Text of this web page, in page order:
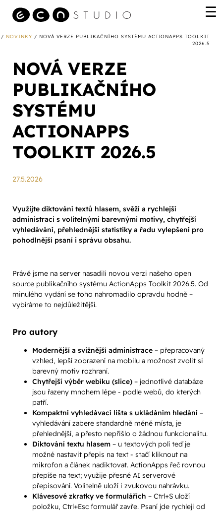
/ NOVINKY / NOVÁ VERZE PUBLIKAČNÍHO SYSTÉMU ACTIONAPPS TOOLKIT
2026.5
NOVÁ VERZE
PUBLIKAČNÍHO
SYSTÉMU
ACTIONAPPS
TOOLKIT 2026.5
27.5.2026
Využijte diktování textů hlasem, svěží a rychlejší
administraci s volitelnými barevnými motivy, chytřejší
vyhledávání, přehlednější statistiky a řadu vylepšení pro
pohodlnější psaní i správu obsahu.
Právě jsme na server nasadili novou verzi našeho open
source publikačního systému ActionApps Toolkit 2026.5. Od
minulého vydání se toho nahromadilo opravdu hodně –
vybíráme to nejdůležitější.
Pro autory
Modernější a svižnější administrace – přepracovaný
vzhled, lepší zobrazení na mobilu a možnost zvolit si
barevný motiv rozhraní.
Chytřejší výběr webíku (slice) – jednotlivé databáze
jsou řazeny mnohem lépe - podle webů, do kterých
patří.
Kompaktní vyhledávací lišta s ukládáním hledání –
vyhledávání zabere standardně méně místa, je
přehlednější, a přesto nepřišlo o žádnou funkcionalitu.
Diktování textu hlasem – u textových polí teď je
možné nastavit přepis na text - stačí kliknout na
mikrofon a článek nadiktovat. ActionApps řeč rovnou
přepíše na text; využije přesné AI serverové
přepisování. Volitelně uloží i zvukovou nahrávku.
Klávesové zkratky ve formulářích – Ctrl+S uloží
položku, Ctrl+Esc formulář zavře. Psaní jde rychleji od